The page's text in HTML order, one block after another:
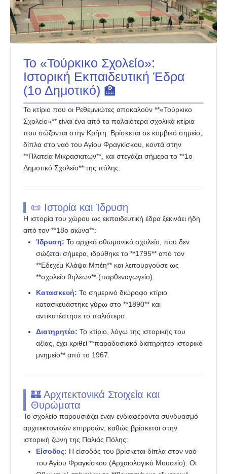
© 2026 Explorer Rethymno - Οδηγός για το Ρέθυμνο |explorer
ρέθυμνο
Το «Τούρκικο Σχολείο»:
Ιστορική Εκπαιδευτική Έδρα
(1ο Δημοτικό) 🏫
Το κτίριο που οι Ρεθεμνιώτες αποκαλούν **«Τούρκικο
Σχολείο»** είναι ένα από τα παλαιότερα σχολικά κτίρια
που σώζονται στην Κρήτη. Βρίσκεται σε κομβικό σημείο,
δίπλα στο ναό του Αγίου Φραγκίσκου, κοντά στην
**Πλατεία Μικρασιατών**, και στεγάζει σήμερα το **1ο
Δημοτικό Σχολείο** της πόλης.
📜 Ιστορία και Ίδρυση
Η ιστορία του χώρου ως εκπαιδευτική έδρα ξεκινάει ήδη
από τον **18ο αιώνα**:
Ίδρυση: Το αρχικό οθωμανικό σχολείο, που δεν
σώζεται σήμερα, ιδρύθηκε το **1795** από τον
**Εδεχέμ Κλάψα Μπέη** και λειτουργούσε ως
**σχολείο θηλέων** (παρθεναγωγείο).
Κατασκευή: Το σημερινό διώροφο κτίριο
κατασκευάστηκε γύρω στο **1890** και
αντικατέστησε το παλιότερο.
Διατηρητέο: Το κτίριο, λόγω της ιστορικής του
αξίας, έχει κριθεί **παραδοσιακό διατηρητέο ιστορικό
μνημείο** από το 1967.
🏰 Αρχιτεκτονικά Στοιχεία και
Θυρώματα
Το σχολείο παρουσιάζει έναν ενδιαφέροντα συνδυασμό
αρχιτεκτονικών επιρροών, καθώς βρίσκεται στην
ιστορική ζώνη της Παλιάς Πόλης:
Είσοδος: Η είσοδός του βρίσκεται δίπλα στον ναό
του Αγίου Φραγκίσκου (Αρχαιολογικό Μουσείο). Οι